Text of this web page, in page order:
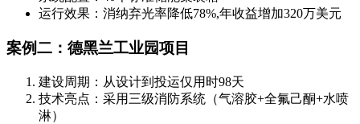
运行效果：消纳弃光率降低78%,年收益增加320万美元
案例二：德黑兰工业园项目
建设周期：从设计到投运仅用时98天
技术亮点：采用三级消防系统（气溶胶+全氟己酮+水喷
淋）